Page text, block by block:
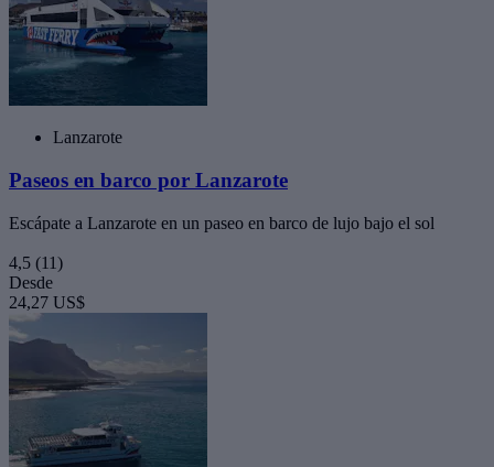
Lanzarote
Paseos en barco por Lanzarote
Escápate a Lanzarote en un paseo en barco de lujo bajo el sol
4,5 (11)
Desde
24,27 US$